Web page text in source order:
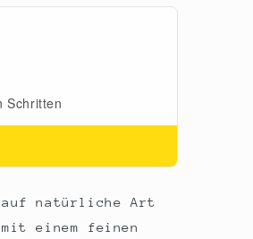
natürliche Art
einem feinen